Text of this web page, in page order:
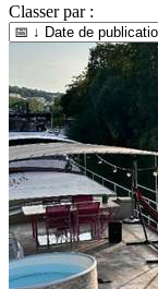
Classer par :